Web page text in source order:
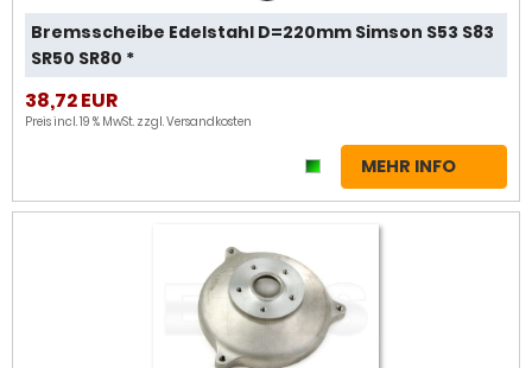
Bremsscheibe Edelstahl D=220mm Simson S53 S83
SR50 SR80 *
38,72 EUR
Preis incl. 19 % MwSt. zzgl.Versandkosten
MEHR INFO